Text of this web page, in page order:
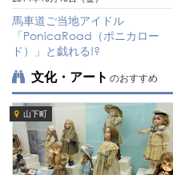
馬車道ご当地アイドル
「PonicaRoad（ポニカロー
ド）」と戯れる!?
文化・アート のおすすめ
山下町